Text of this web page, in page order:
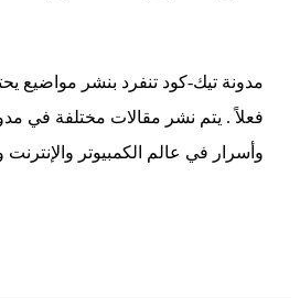
مدونة تيك-كود تنفرد بنشر مواضيع
فعلاً . يتم نشر مقالات مختلفة في
وأسرار في عالم الكمبيوتر والإنترنت